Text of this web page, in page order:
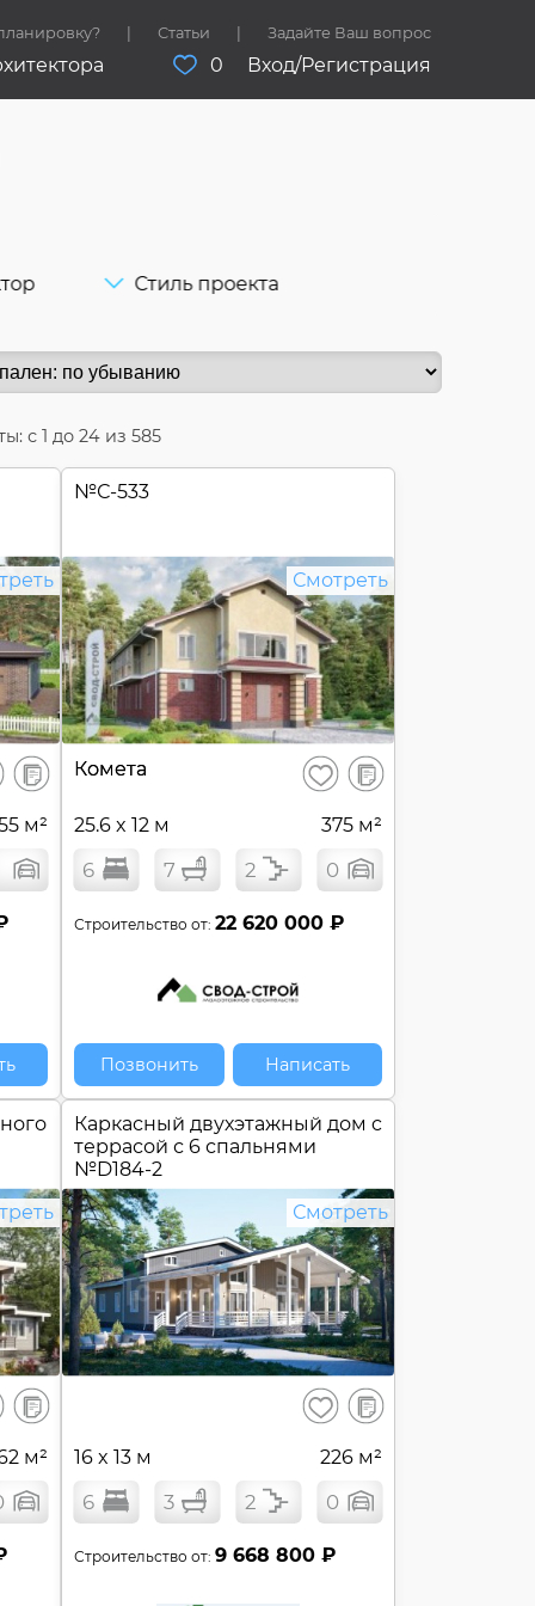
Статьи Задайте Ваш вопрос
0 Вход/Регистрация
Стиль проекта
с 1 до 24из 585
В
сравнение
м²
№С-533
Смотреть
Комета Сохранить
В
сравнение
25.6 x 12 м 375 м²
6 7 2 0
Строительство от:22 620 000 ₽
Позвонить Написать
В
сравнение
м²
Каркасный двухэтажный дом c
террасой с 6 спальнями
№D184-2
Смотреть
Сохранить
В
сравнение
16 x 13 м 226 м²
6 3 2 0
Строительство от:9 668 800 ₽